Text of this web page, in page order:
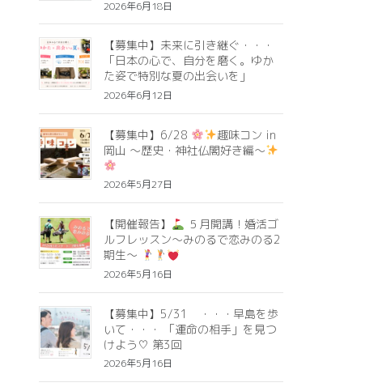
2026年6月18日
【募集中】未来に引き継ぐ・・・
「日本の心で、自分を磨く。ゆか
た姿で特別な夏の出会いを」
2026年6月12日
【募集中】6/28
趣味コン in
岡山 ～歴史・神社仏閣好き編～
2026年5月27日
【開催報告】
５月開講！婚活ゴ
ルフレッスン～みのるで恋みのる2
期生～
2026年5月16日
【募集中】5/31 ・・・早島を歩
いて・・・ 「運命の相手」を見つ
けよう♡ 第3回
2026年5月16日